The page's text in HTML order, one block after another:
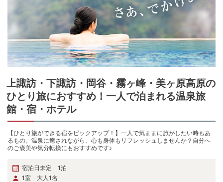
峰
原
原
上諏訪・下諏訪・岡谷・霧ヶ峰・美ヶ原高原の
ひとり旅におすすめ！一人で泊まれる温泉旅
館・宿・ホテル
【ひとり旅ができる宿をピックアップ！】一人で気ままに旅がしたい時もあ
るもの。温泉に癒されながら、心も身体もリフレッシュしませんか？自分へ
のご褒美や気分転換にもおすすめです♪
宿泊日未定 1泊
1室 大人1名